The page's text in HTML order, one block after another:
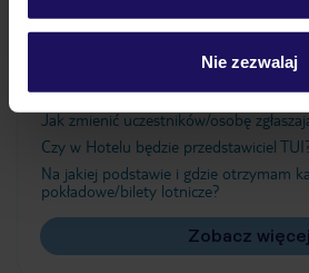
Nie zezwalaj
Jak zmienić uczestników/osobę
Czy w Hotelu będzie przedstawiciel
Na jakiej podstawie i gdzie otrzymam
pokładowe/bilety lotnicze?
Zobacz więcej